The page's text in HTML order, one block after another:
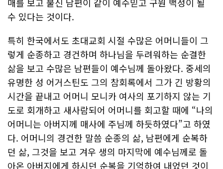
수 있다는 것이다.
특히 한국에서도 초대교회 시절 수많은 어머니들이 그
렇게 순종하고 경건하며 하나님을 두려워하는 순결한
삶을 보고 수많은 남편들이 예수님께 돌아왔다. 중세의
유명한 성 어거스틴도 그의 참회록에서 그가 긴 방황의
시간을 끝내고 어머니 모니카 여사의 포기하지 않는 기
도로 회개하고 새사람되어 어머니를 회고할 때에 “나의
어머니는 아버지께 매사에 주님께 하듯하였다”고 하였
다. 어머니의 경건한 말씀 순종의 삶, 남편에게 순복하
던 삶, 그것을 보고 겨우 생의 마지막에 예수님께로 돌
아온 아버지에게 하시던 순복을 기억하여 내었던 것이